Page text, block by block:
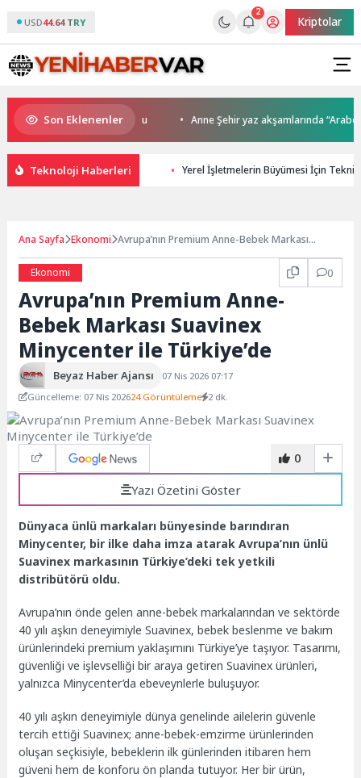
USD44.64 TRY
2
Kriptolar
Son Eklenenler
kupalar sahiplerini buldu Anne Şehir yaz akşamlarında “Arabesk”
Teknoloji Haberleri Yerel İşletmelerin Büyümesi İçin
Ana Sayfa Ekonomi Avrupa’nın Premium Anne-Bebek Markası
Ekonomi
0
Avrupa’nın Premium Anne-
Bebek Markası Suavinex
Minycenter ile Türkiye’de
Beyaz Haber Ajansı
07 Nis 2026 07:17
Güncelleme: 07 Nis 202624 Görüntüleme 2 dk.
0
Yazı Özetini Göster
Dünyaca ünlü markaları bünyesinde barındıran
Minycenter, bir ilke daha imza atarak Avrupa’nın ünlü
Suavinex markasının Türkiye’deki tek yetkili
distribütörü oldu.
Avrupa’nın önde gelen anne-bebek markalarından ve sektörde
40 yılı aşkın deneyimiyle Suavinex, bebek beslenme ve bakım
ürünlerindeki premium yaklaşımını Türkiye’ye taşıyor. Tasarımı,
güvenliği ve işlevselliği bir araya getiren Suavinex ürünleri,
yalnızca Minycenter’da ebeveynlerle buluşuyor.
40 yılı aşkın deneyimiyle dünya genelinde ailelerin güvenle
tercih ettiği Suavinex; anne-bebek-emzirme ürünlerinden
oluşan seçkisiyle, bebeklerin ilk günlerinden itibaren hem
güveni hem de konforu ön planda tutuyor. Her bir ürün,